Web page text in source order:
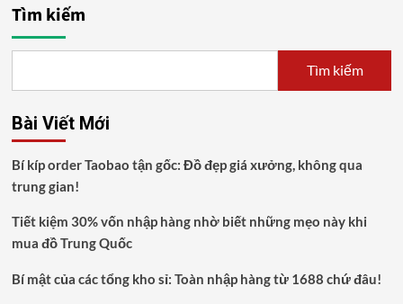
Game
Phí
App
Và
Play
Tìm kiếm
Tìm kiếm
Bài Viết Mới
Bí kíp order Taobao tận gốc: Đồ đẹp giá xưởng, không qua
trung gian!
Tiết kiệm 30% vốn nhập hàng nhờ biết những mẹo này khi
mua đồ Trung Quốc
Bí mật của các tổng kho sỉ: Toàn nhập hàng từ 1688 chứ đâu!